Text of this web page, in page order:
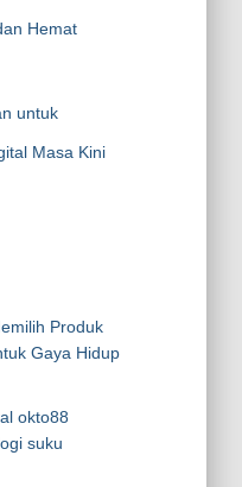
Hemat
untuk
Masa Kini
Produk
Gaya Hidup
okto88
suku